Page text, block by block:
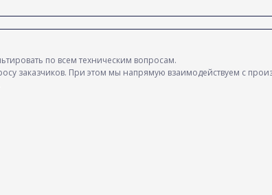
по всем техническим вопросам.
заказчиков. При этом мы напрямую взаимодействуем с